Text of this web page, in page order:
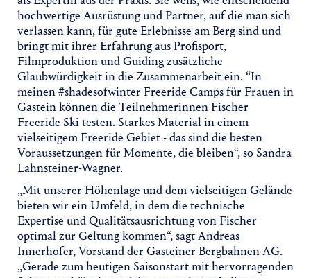
hochwertige Ausrüstung und Partner, auf die man sich
verlassen kann, für gute Erlebnisse am Berg sind und
bringt mit ihrer Erfahrung aus Profisport,
Filmproduktion und Guiding zusätzliche
Glaubwürdigkeit in die Zusammenarbeit ein. “In
meinen #shadesofwinter Freeride Camps für Frauen in
Gastein können die Teilnehmerinnen Fischer
Freeride Ski testen. Starkes Material in einem
vielseitigem Freeride Gebiet - das sind die besten
Voraussetzungen für Momente, die bleiben“, so Sandra
Lahnsteiner-Wagner.
„Mit unserer Höhenlage und dem vielseitigen Gelände
bieten wir ein Umfeld, in dem die technische
Expertise und Qualitätsausrichtung von Fischer
optimal zur Geltung kommen“, sagt Andreas
Innerhofer, Vorstand der Gasteiner Bergbahnen AG.
„Gerade zum heutigen Saisonstart mit hervorragenden